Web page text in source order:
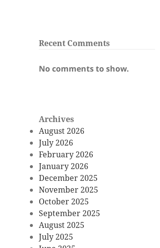
Recent Comments
No comments to show.
Archives
August 2026
July 2026
February 2026
January 2026
December 2025
November 2025
October 2025
September 2025
August 2025
July 2025